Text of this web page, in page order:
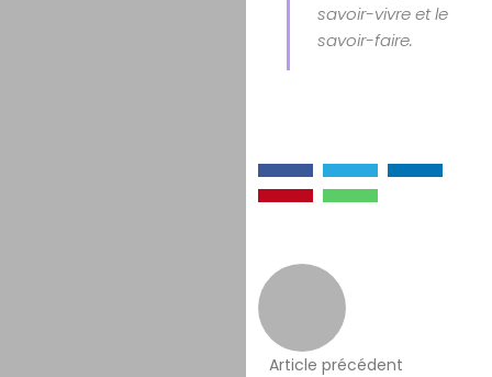
savoir-vivre et le
savoir-faire.
Article précédent